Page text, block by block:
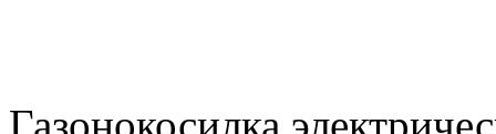
Газонокосилка